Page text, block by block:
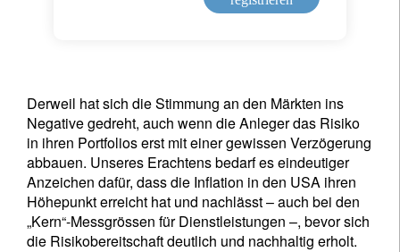
Derweil hat sich die Stimmung an den Märkten ins
Negative gedreht, auch wenn die Anleger das Risiko
in ihren Portfolios erst mit einer gewissen Verzögerung
abbauen. Unseres Erachtens bedarf es eindeutiger
Anzeichen dafür, dass die Inflation in den USA ihren
Höhepunkt erreicht hat und nachlässt – auch bei den
„Kern“-Messgrössen für Dienstleistungen –, bevor sich
die Risikobereitschaft deutlich und nachhaltig erholt.